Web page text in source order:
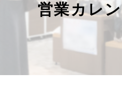
営業カレ